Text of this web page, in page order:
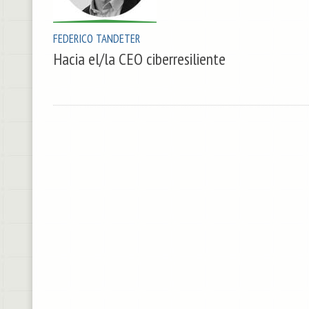
FEDERICO TANDETER
Hacia el/la CEO ciberresiliente